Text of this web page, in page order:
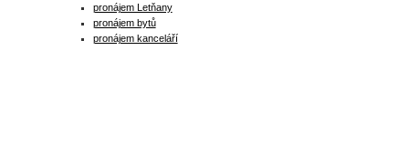
pronájem Letňany
pronájem bytů
pronájem kanceláří